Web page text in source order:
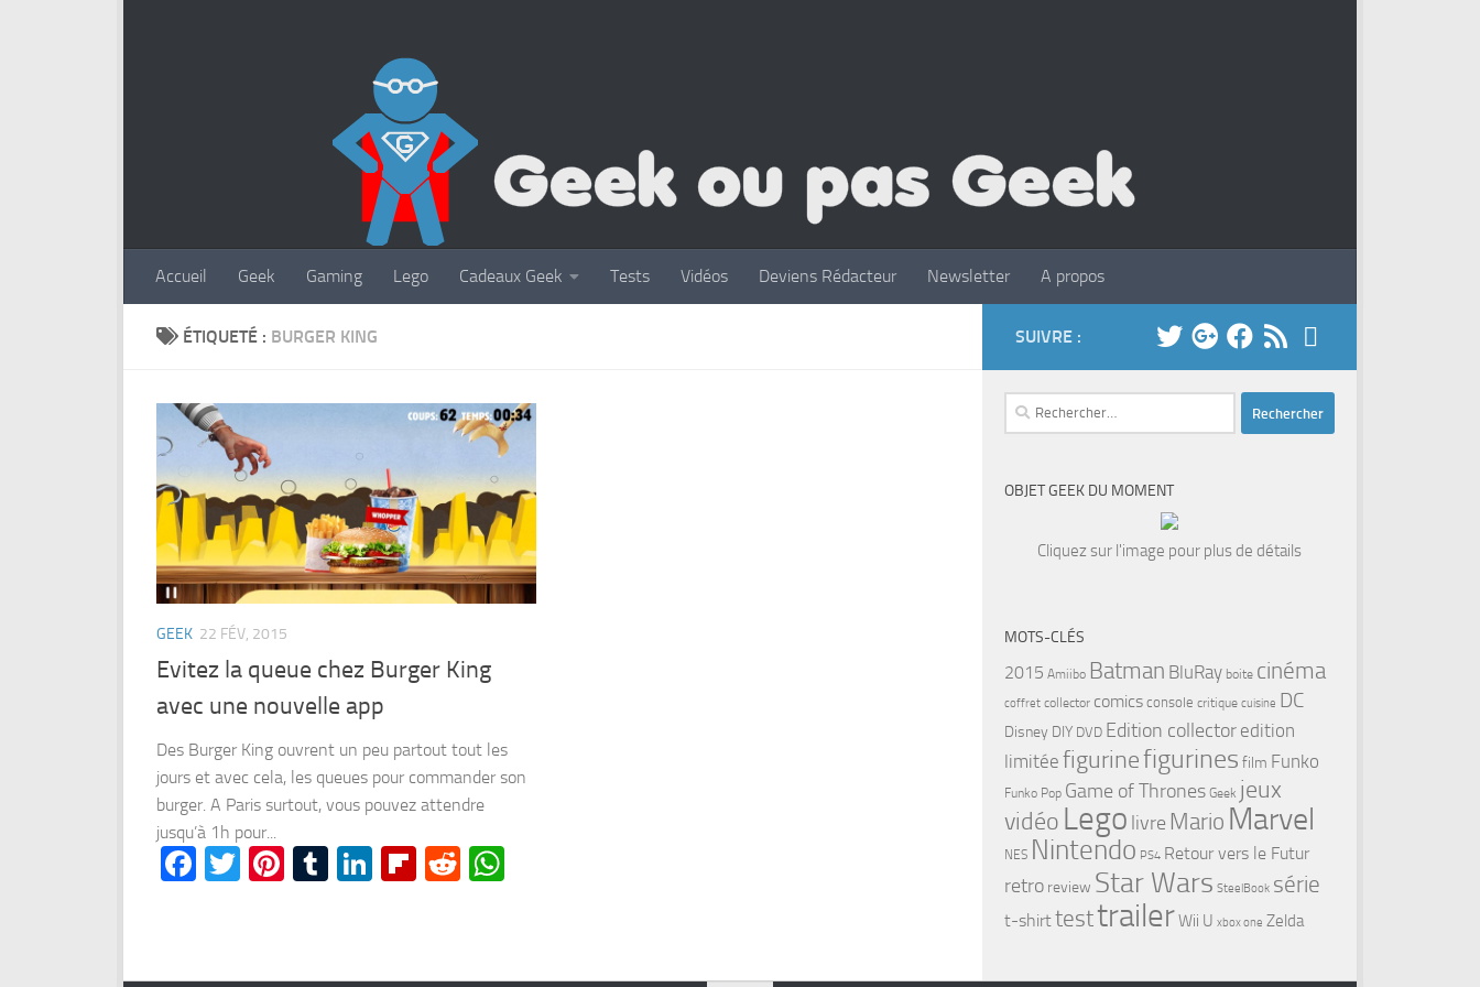
Accueil Geek Gaming Lego Cadeaux Geek Tests Vidéos Deviens Rédacteur Newsletter A propos
ÉTIQUETÉ : BURGER KING
GEEK 22 FÉV, 2015
Evitez la queue chez Burger King
avec une nouvelle app
Des Burger King ouvrent un peu partout tout les
jours et avec cela, les queues pour commander son
burger. A Paris surtout, vous pouvez attendre
jusqu’à 1h pour...
Facebook
Twitter
Pinterest
Tumblr
LinkedIn
Flipboard
Reddit
SUIVRE :
Rechercher :
OBJET GEEK DU MOMENT
Cliquez sur l'image pour plus de détails
MOTS-CLÉS
2015 Amiibo Batman BluRay boite cinéma
coffret collector comics console critique cuisine DC
Disney DIY DVD Edition collector edition
limitée figurinefigurines film Funko
Funko Pop Game of Thrones Geek jeux
vidéo Lego livre Mario Marvel
NES Nintendo PS4 Retour vers le Futur
retro review Star Wars SteelBook série
t-shirttesttrailerWii U xbox one Zelda